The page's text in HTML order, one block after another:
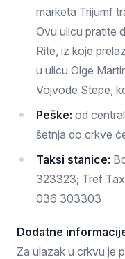
marketa Trijumf
Ovu ulicu pratite
Rite, iz koje
u ulicu Olge
Vojvode Stepe,
Peške: od
šetnja do crkve
Taksi stanice:
323323; Tref
036 303303
Dodatne
Za ulazak u crkvu je